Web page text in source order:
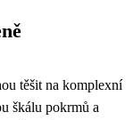
těšit na komplexní
škálu pokrmů a